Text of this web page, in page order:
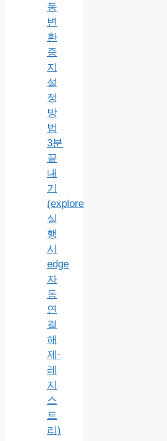
동
변
환
중
지
설
정
방
법
3분
끝
내
기
(explore
실
행
시
edge
자
동
연
결
해
제·
레
지
스
트
리)